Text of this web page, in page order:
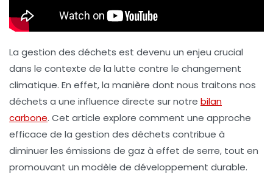
La gestion des déchets est devenu un enjeu crucial
dans le contexte de la lutte contre le changement
climatique. En effet, la manière dont nous traitons nos
déchets a une influence directe sur notre bilan
carbone. Cet article explore comment une approche
efficace de la gestion des déchets contribue à
diminuer les émissions de gaz à effet de serre, tout en
promouvant un modèle de développement durable.